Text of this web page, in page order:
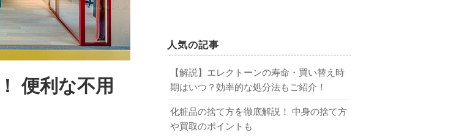
便利な不用
人気の記事
【解説】エレクトーンの寿命・買い替え時
期はいつ？効率的な処分法もご紹介！
化粧品の捨て方を徹底解説！ 中身の捨て方
や買取のポイントも